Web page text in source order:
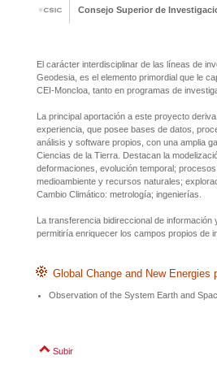
Consejo Superior de
El carácter interdisciplinar de las líneas de
Geodesia, es el elemento primordial que le
CEI-Moncloa, tanto en programas de
La principal aportación a este proyecto
experiencia, que posee bases de datos,
análisis y software propios, con una amplia
Ciencias de la Tierra. Destacan la
deformaciones, evolución temporal;
medioambiente y recursos naturales;
Cambio Climático: metrología; ingenierías.
La transferencia bidireccional de
permitiría enriquecer los campos propios de
Global Change and New Energies
Observation of the System Earth and
Subir